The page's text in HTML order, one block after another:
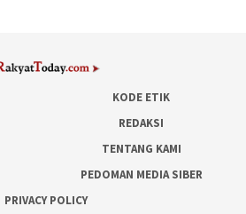
KODE ETIK
REDAKSI
TENTANG KAMI
PEDOMAN MEDIA SIBER
PRIVACY POLICY